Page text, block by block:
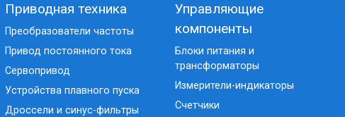
Приводная техника
Преобразователи частоты
Привод постоянного тока
Сервопривод
Устройства плавного пуска
Дроссели и синус-фильтры
Управляющие
компоненты
Блоки питания и
трансформаторы
Измерители-индикаторы
Счетчики